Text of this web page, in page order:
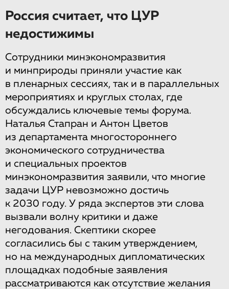
Россия считает, что ЦУР
недостижимы
Сотрудники минэкономразвития
и минприроды приняли участие как
в пленарных сессиях, так и в параллельных
мероприятиях и круглых столах, где
обсуждались ключевые темы форума.
Наталья Стапран и Антон Цветов
из департамента многостороннего
экономического сотрудничества
и специальных проектов
минэкономразвития заявили, что многие
задачи ЦУР невозможно достичь
к 2030 году. У ряда экспертов эти слова
вызвали волну критики и даже
негодования. Скептики скорее
согласились бы с таким утверждением,
но на международных дипломатических
площадках подобные заявления
рассматриваются как отсутствие желания